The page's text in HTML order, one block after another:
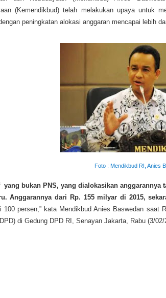
(Kemendikbud) telah melakukan upaya untuk
peningkatan alokasi anggaran mencapai lebih
Foto : Mendikbud RI, Anies
yang bukan PNS, yang dialokasikan
Anggarannya dari Rp. 155 milyar di 2015,
100 persen,” kata Mendikbud Anies Baswedan saat
di Gedung DPD RI, Senayan Jakarta, Rabu (3/02/